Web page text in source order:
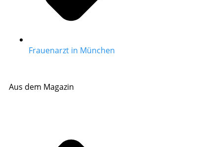
Frauenarzt in München
Aus dem Magazin